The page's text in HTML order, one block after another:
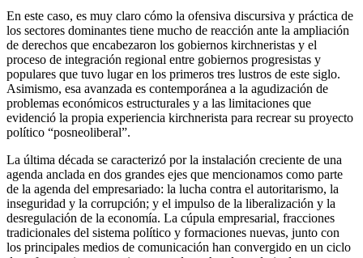
En este caso, es muy claro cómo la ofensiva discursiva y práctica de
los sectores dominantes tiene mucho de reacción ante la ampliación
de derechos que encabezaron los gobiernos kirchneristas y el
proceso de integración regional entre gobiernos progresistas y
populares que tuvo lugar en los primeros tres lustros de este siglo.
Asimismo, esa avanzada es contemporánea a la agudización de
problemas económicos estructurales y a las limitaciones que
evidenció la propia experiencia kirchnerista para recrear su proyecto
político “posneoliberal”.
La última década se caracterizó por la instalación creciente de una
agenda anclada en dos grandes ejes que mencionamos como parte
de la agenda del empresariado: la lucha contra el autoritarismo, la
inseguridad y la corrupción; y el impulso de la liberalización y la
desregulación de la economía. La cúpula empresarial, fracciones
tradicionales del sistema político y formaciones nuevas, junto con
los principales medios de comunicación han convergido en un ciclo